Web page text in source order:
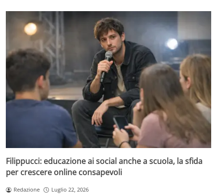
Filippucci: educazione ai social anche a scuola, la sfida
per crescere online consapevoli
Redazione Luglio 22, 2026